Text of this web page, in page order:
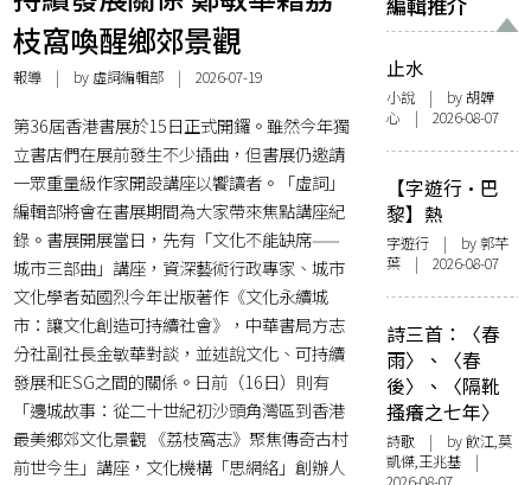
枝窩喚醒鄉郊景觀
報導 | by 虛詞編輯部 | 2026-07-19
第36屆香港書展於15日正式開鑼。雖然今年獨
立書店們在展前發生不少插曲，但書展仍邀請
一眾重量級作家開設講座以饗讀者。「虛詞」
編輯部將會在書展期間為大家帶來焦點講座紀
錄。書展開展當日，先有「文化不能缺席——
城市三部曲」講座，資深藝術行政專家、城市
文化學者茹國烈今年出版著作《文化永續城
市：讓文化創造可持續社會》，中華書局方志
分社副社長金敏華對談，並述說文化、可持續
發展和ESG之間的關係。日前（16日）則有
「邊城故事：從二十世紀初沙頭角灣區到香港
最美鄉郊文化景觀 《荔枝窩志》聚焦傳奇古村
前世今生」講座，文化機構「思網絡」創辦人
止水
小說 | by 胡韡
心 | 2026-08-07
【字遊行·巴
黎】熱
字遊行 | by 郭芊
葉 | 2026-08-07
詩三首：〈春
雨〉、〈春
後〉、〈隔靴
搔癢之七年〉
詩歌 | by 飲江,莫
凱傑,王兆基 |